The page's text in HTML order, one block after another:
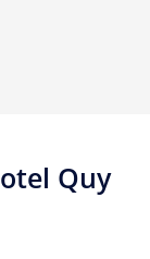
1 Quy